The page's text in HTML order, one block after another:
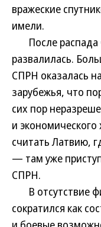
вражеские
имели.
После распада
развалилась.
СПРН оказалась
зарубежья, что
сих пор
и
считать Латвию,
— там уже
СПРН.
В отсутствие
сократился как